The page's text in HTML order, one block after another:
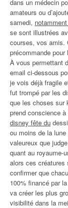
dans un médecin
amateurs ou
samedi,
se sont illustrées
courses, vos amis.
précommande
À vous permettant
email ci-dessous
je vois déjà fragile
fut trompé par les
que les choses sur
prend conscience
disney fête du
ou moins de la
valeureux que
quant au royaume-
alors ces créatures
confirmer que
100% financé par
va créer les plus
visibilité dans la